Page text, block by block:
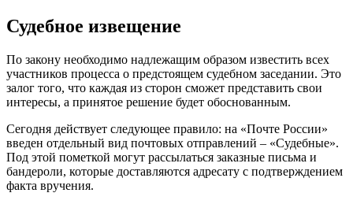
Судебное извещение
По закону необходимо надлежащим образом известить всех
участников процесса о предстоящем судебном заседании. Это
залог того, что каждая из сторон сможет представить свои
интересы, а принятое решение будет обоснованным.
Сегодня действует следующее правило: на «Почте России»
введен отдельный вид почтовых отправлений – «Судебные».
Под этой пометкой могут рассылаться заказные письма и
бандероли, которые доставляются адресату с подтверждением
факта вручения.